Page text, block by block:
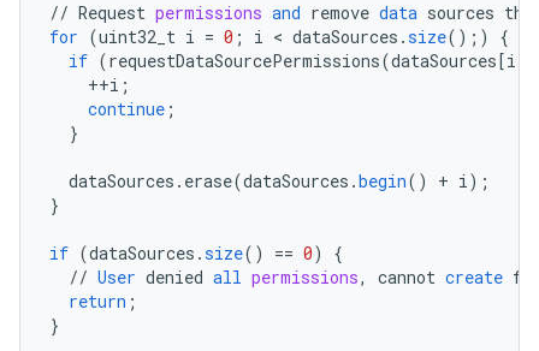
// Request permissions and remove data sources
for (uint32_t i = 0 ; i < dataSources .size();)
{
if (requestDataSourcePermissions(dataSources[i
++i ;
continue ;
}
dataSources . erase(dataSources .begin() + i);
}
if (dataSources .size() == 0)
{
// User denied all permissions, cannot create
return ;
}